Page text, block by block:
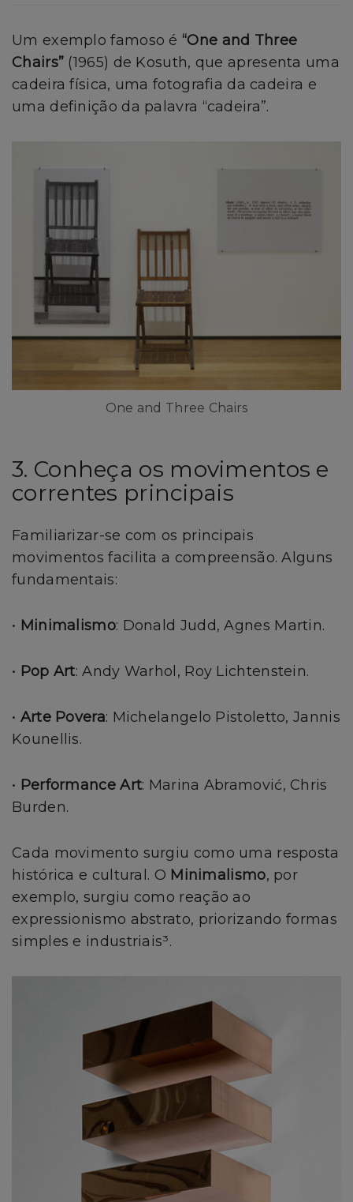
Um exemplo famoso é “One and Three
Chairs” (1965) de Kosuth, que apresenta uma
cadeira física, uma fotografia da cadeira e
uma definição da palavra “cadeira”.
One and Three Chairs
3. Conheça os movimentos e
correntes principais
Familiarizar-se com os principais
movimentos facilita a compreensão. Alguns
fundamentais:
• Minimalismo: Donald Judd, Agnes Martin.
• Pop Art: Andy Warhol, Roy Lichtenstein.
• Arte Povera: Michelangelo Pistoletto, Jannis
Kounellis.
• Performance Art: Marina Abramović, Chris
Burden.
Cada movimento surgiu como uma resposta
histórica e cultural. O Minimalismo, por
exemplo, surgiu como reação ao
expressionismo abstrato, priorizando formas
simples e industriais³.